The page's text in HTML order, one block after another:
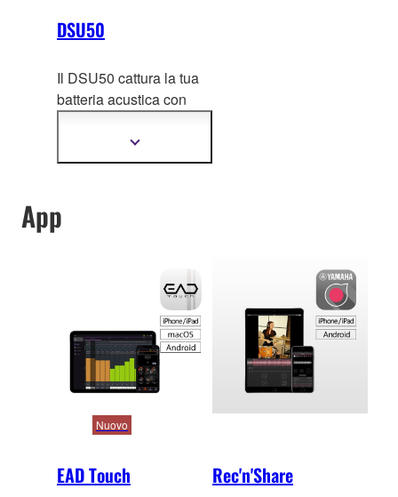
DSU50
Il DSU50 cattura la tua
batteria acustica con
naturali, permettendoti di
esprimere al meglio ogni
Mostra
App
EAD Touch
Nuovo
Rec'n'Share